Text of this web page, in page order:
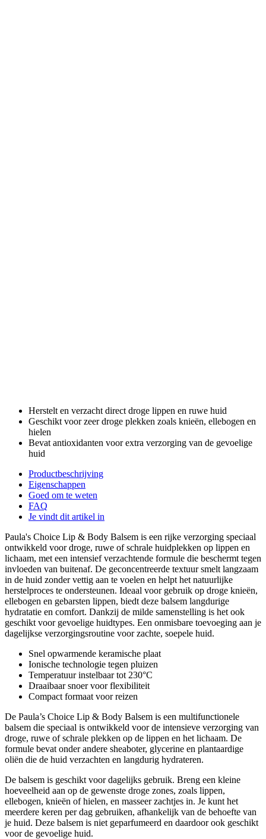
Herstelt en verzacht direct droge lippen en ruwe huid
Geschikt voor zeer droge plekken zoals knieën, ellebogen en
hielen
Bevat antioxidanten voor extra verzorging van de gevoelige
huid
Productbeschrijving
Eigenschappen
Goed om te weten
FAQ
Je vindt dit artikel in
Paula's Choice Lip & Body Balsem is een rijke verzorging speciaal
ontwikkeld voor droge, ruwe of schrale huidplekken op lippen en
lichaam, met een intensief verzachtende formule die beschermt tegen
invloeden van buitenaf. De geconcentreerde textuur smelt langzaam
in de huid zonder vettig aan te voelen en helpt het natuurlijke
herstelproces te ondersteunen. Ideaal voor gebruik op droge knieën,
ellebogen en gebarsten lippen, biedt deze balsem langdurige
hydratatie en comfort. Dankzij de milde samenstelling is het ook
geschikt voor gevoelige huidtypes. Een onmisbare toevoeging aan je
dagelijkse verzorgingsroutine voor zachte, soepele huid.
Snel opwarmende keramische plaat
Ionische technologie tegen pluizen
Temperatuur instelbaar tot 230°C
Draaibaar snoer voor flexibiliteit
Compact formaat voor reizen
De Paula’s Choice Lip & Body Balsem is een multifunctionele
balsem die speciaal is ontwikkeld voor de intensieve verzorging van
droge, ruwe of schrale plekken op de lippen en het lichaam. De
formule bevat onder andere sheaboter, glycerine en plantaardige
oliën die de huid verzachten en langdurig hydrateren.
De balsem is geschikt voor dagelijks gebruik. Breng een kleine
hoeveelheid aan op de gewenste droge zones, zoals lippen,
ellebogen, knieën of hielen, en masseer zachtjes in. Je kunt het
meerdere keren per dag gebruiken, afhankelijk van de behoefte van
je huid. Deze balsem is niet geparfumeerd en daardoor ook geschikt
voor de gevoelige huid.